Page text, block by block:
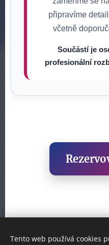
připravíme
včetně
Součástí je
profesionální
Tento web používá cookies